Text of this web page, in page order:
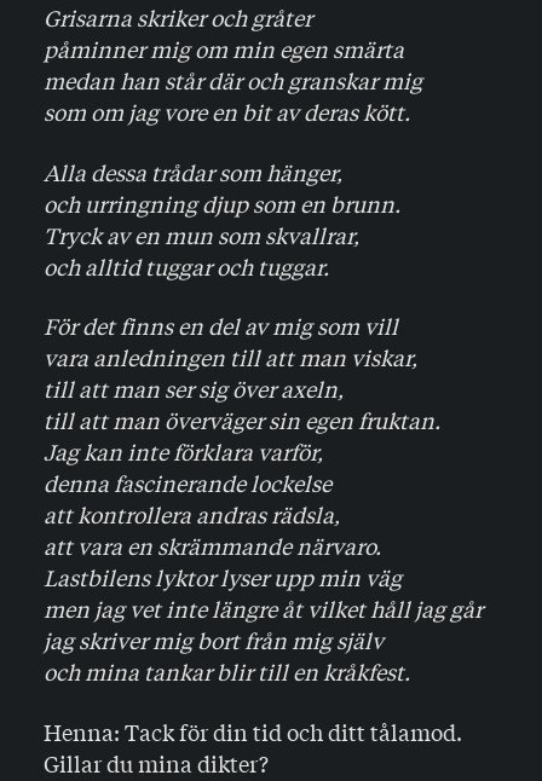
Grisarna skriker och gråter
påminner mig om min egen smärta
medan han står där och granskar mig
som om jag vore en bit av deras kött.
Alla dessa trådar som hänger,
och urringning djup som en brunn.
Tryck av en mun som skvallrar,
och alltid tuggar och tuggar.
För det finns en del av mig som vill
vara anledningen till att man viskar,
till att man ser sig över axeln,
till att man överväger sin egen fruktan.
Jag kan inte förklara varför,
denna fascinerande lockelse
att kontrollera andras rädsla,
att vara en skrämmande närvaro.
Lastbilens lyktor lyser upp min väg
men jag vet inte längre åt vilket håll jag går
jag skriver mig bort från mig själv
och mina tankar blir till en kråkfest.
Henna: Tack för din tid och ditt tålamod.
Gillar du mina dikter?